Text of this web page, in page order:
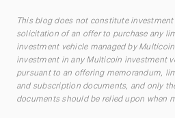
This blog does not constitute
solicitation of an offer to purchase any
investment vehicle managed by
investment in any Multicoin investment
pursuant to an offering memorandum,
and subscription documents, and only
documents should be relied upon when